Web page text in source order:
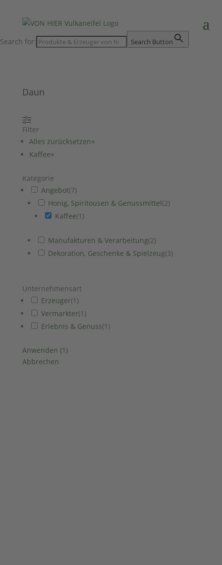
Search for: Search Button
Daun
Filter
Alles zurücksetzen×
Kaffee×
Kategorie
Angebot(7)
Honig, Spiritousen & Genussmittel(2)
Kaffee(1 )
Manufakturen & Verarbeitung(2)
Dekoration, Geschenke & Spielzeug(3)
Unternehmensart
Erzeuger(1 )
Vermarkter(1 )
Erlebnis & Genuss(1 )
Anwenden (1 )
Abbrechen